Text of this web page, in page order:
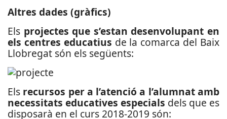
Altres dades (gràfics)
Els projectes que s’estan desenvolupant en
els centres educatius de la comarca del Baix
Llobregat són els següents:
Els recursos per a l’atenció a l’alumnat amb
necessitats educatives especials dels que es
disposarà en el curs 2018-2019 són: